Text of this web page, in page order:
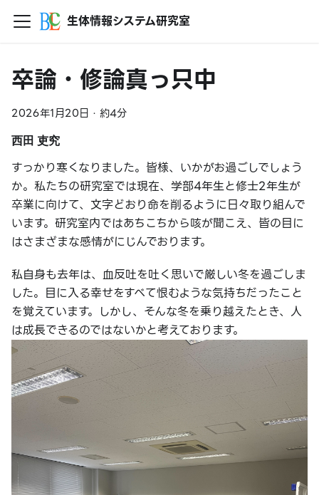
生体情報システム研究室
卒論・修論真っ只中
2026年1月20日 · 約4分
西田 吏究
すっかり寒くなりました。皆様、いかがお過ごしでしょう
か。私たちの研究室では現在、学部4年生と修士2年生が
卒業に向けて、文字どおり命を削るように日々取り組んで
います。研究室内ではあちこちから咳が聞こえ、皆の目に
はさまざまな感情がにじんでおります。
私自身も去年は、血反吐を吐く思いで厳しい冬を過ごしま
した。目に入る幸せをすべて恨むような気持ちだったこと
を覚えています。しかし、そんな冬を乗り越えたとき、人
は成長できるのではないかと考えております。